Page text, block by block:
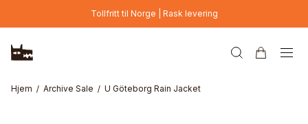
Hopp til hovedinnholdTollfritt til Norge | Rask levering
Hjem Archive Sale U Göteborg Rain Jacket